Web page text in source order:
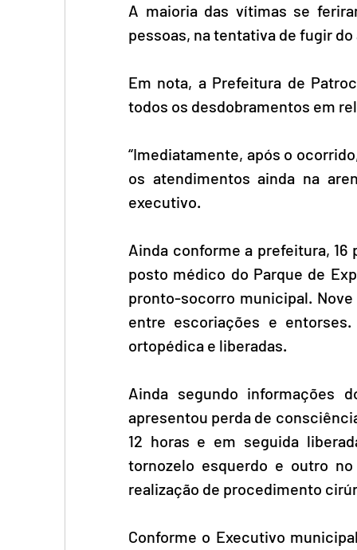
A maioria das vítimas se
pessoas, na tentativa de fugir do
Em nota, a Prefeitura de
todos os desdobramentos em
“Imediatamente, após o
os atendimentos ainda na
executivo.
Ainda conforme a prefeitura,
posto médico do Parque de
pronto-socorro municipal.
entre escoriações e
ortopédica e liberadas.
Ainda segundo informações
apresentou perda de
12 horas e em seguida
tornozelo esquerdo e outro
realização de procedimento
Conforme o Executivo